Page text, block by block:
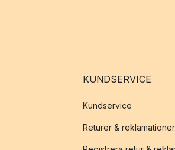
KUNDSERVICE
Kundservice
Returer & reklamationer